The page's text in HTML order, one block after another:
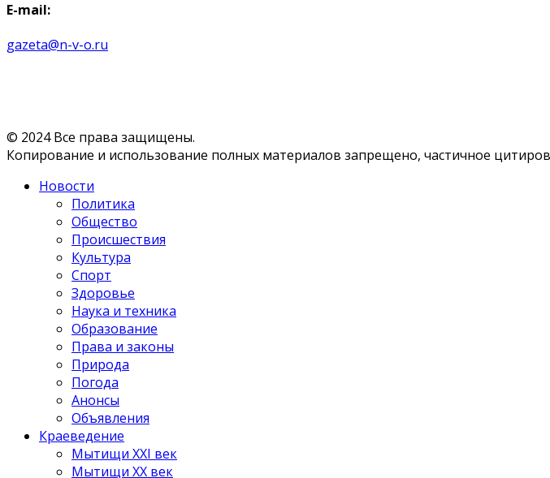
E-mail:
gazeta@n-v-o.ru
© 2024 Все права защищены.
Копирование и использование полных материалов запрещено, частичное
Новости
Политика
Общество
Происшествия
Культура
Спорт
Здоровье
Наука и техника
Образование
Права и законы
Природа
Погода
Анонсы
Объявления
Краеведение
Мытищи XXI век
Мытищи XX век